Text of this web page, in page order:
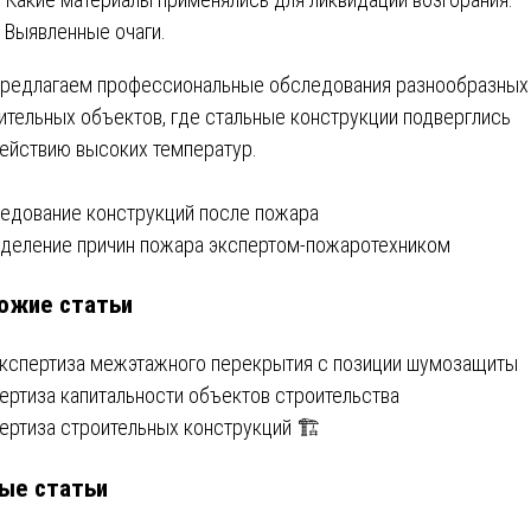
Выявленные очаги.
профессиональные обследования разнообразных
объектов, где стальные конструкции подверглись
высоких температур.
конструкций после пожара
причин пожара экспертом-пожаротехником
статьи
межэтажного перекрытия с позиции шумозащиты
капитальности объектов строительства
строительных конструкций 🏗️
статьи